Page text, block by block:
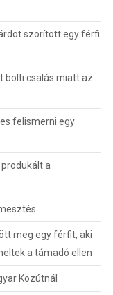
szorított egy férfi
bolti csalás miatt az
felismerni egy
a
meg egy férfit, aki
a támadó ellen
Közútnál